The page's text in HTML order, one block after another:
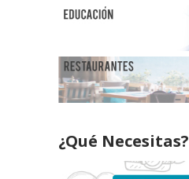
¿Qué Necesitas?